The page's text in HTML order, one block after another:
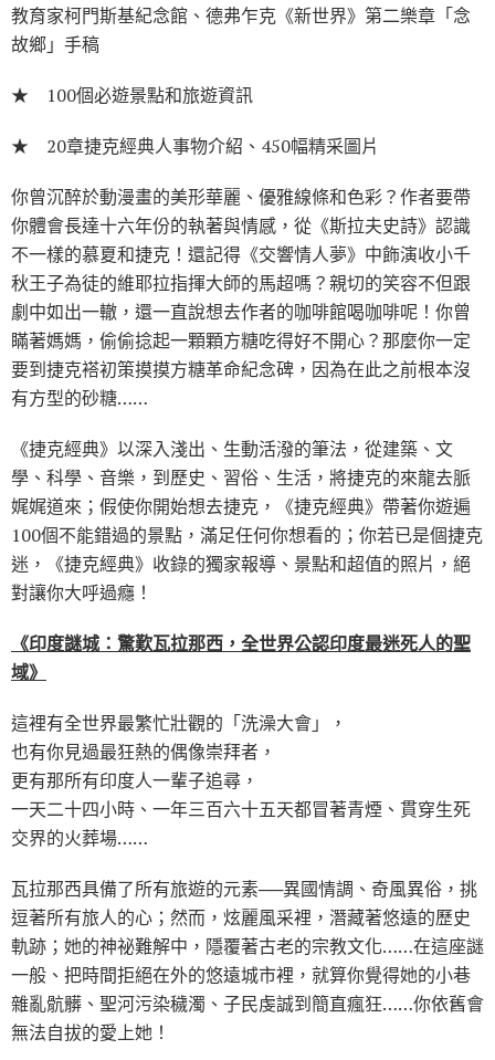
教育家柯門斯基紀念館、德弗乍克《新世界》第二樂章「念
故鄉」手稿
★ 100個必遊景點和旅遊資訊
★ 20章捷克經典人事物介紹、450幅精采圖片
你曾沉醉於動漫畫的美形華麗、優雅線條和色彩？作者要帶
你體會長達十六年份的執著與情感，從《斯拉夫史詩》認識
不一樣的慕夏和捷克！還記得《交響情人夢》中飾演收小千
秋王子為徒的維耶拉指揮大師的馬超嗎？親切的笑容不但跟
劇中如出一轍，還一直說想去作者的咖啡館喝咖啡呢！你曾
瞞著媽媽，偷偷捻起一顆顆方糖吃得好不開心？那麼你一定
要到捷克褡初策摸摸方糖革命紀念碑，因為在此之前根本沒
有方型的砂糖……
《捷克經典》以深入淺出、生動活潑的筆法，從建築、文
學、科學、音樂，到歷史、習俗、生活，將捷克的來龍去脈
娓娓道來；假使你開始想去捷克，《捷克經典》帶著你遊遍
100個不能錯過的景點，滿足任何你想看的；你若已是個捷克
迷，《捷克經典》收錄的獨家報導、景點和超值的照片，絕
對讓你大呼過癮！
《印度謎城：驚歎瓦拉那西，全世界公認印度最迷死人的聖
域》
這裡有全世界最繁忙壯觀的「洗澡大會」，
也有你見過最狂熱的偶像崇拜者，
更有那所有印度人一輩子追尋，
一天二十四小時、一年三百六十五天都冒著青煙、貫穿生死
交界的火葬場……
瓦拉那西具備了所有旅遊的元素──異國情調、奇風異俗，挑
逗著所有旅人的心；然而，炫麗風采裡，潛藏著悠遠的歷史
軌跡；她的神祕難解中，隱覆著古老的宗教文化……在這座謎
一般、把時間拒絕在外的悠遠城市裡，就算你覺得她的小巷
雜亂骯髒、聖河污染穢濁、子民虔誠到簡直瘋狂……你依舊會
無法自拔的愛上她！